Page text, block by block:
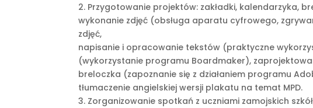
2. Przygotowanie projektów: zakładki, kalendarzyka,
wykonanie zdjęć (obsługa aparatu cyfrowego,
zdjęć,
napisanie i opracowanie tekstów (praktyczne
(wykorzystanie programu Boardmaker),
breloczka (zapoznanie się z działaniem programu
tłumaczenie angielskiej wersji plakatu na temat MPD.
3. Zorganizowanie spotkań z uczniami zamojskich